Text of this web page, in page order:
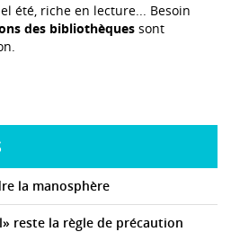
été, riche en lecture... Besoin
des bibliothèques sont
la manosphère
reste la règle de précaution